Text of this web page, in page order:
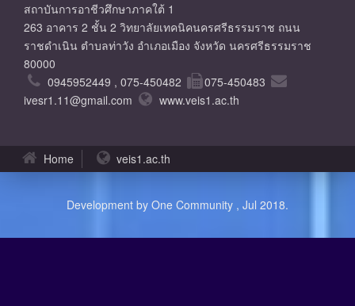
สถาบันการอาชีวศึกษาภาคใต้ 1
263 อาคาร 2 ชั้น 2 วิทยาลัยเทคนิคนครศรีธรรมราช ถนน
ราชดำเนิน ตำบลท่าวัง อำเภอเมือง จังหวัด นครศรีธรรมราช
80000
0945952449 , 075-450482
075-450483
ivesr1.11@gmail.com
www.veis1.ac.th
Home veis1.ac.th
Development by One Community , Jul 2018.